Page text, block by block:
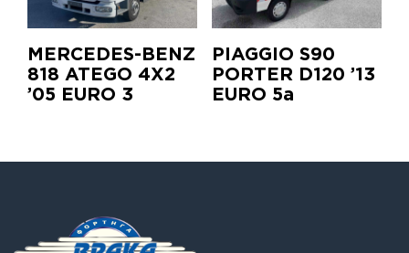
MERCEDES-BENZ
818 ATEGO 4X2
’05 EURO 3
PIAGGIO S90
PORTER D120 ’13
EURO 5a